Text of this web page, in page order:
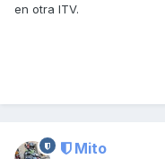
en otra ITV.
Mito